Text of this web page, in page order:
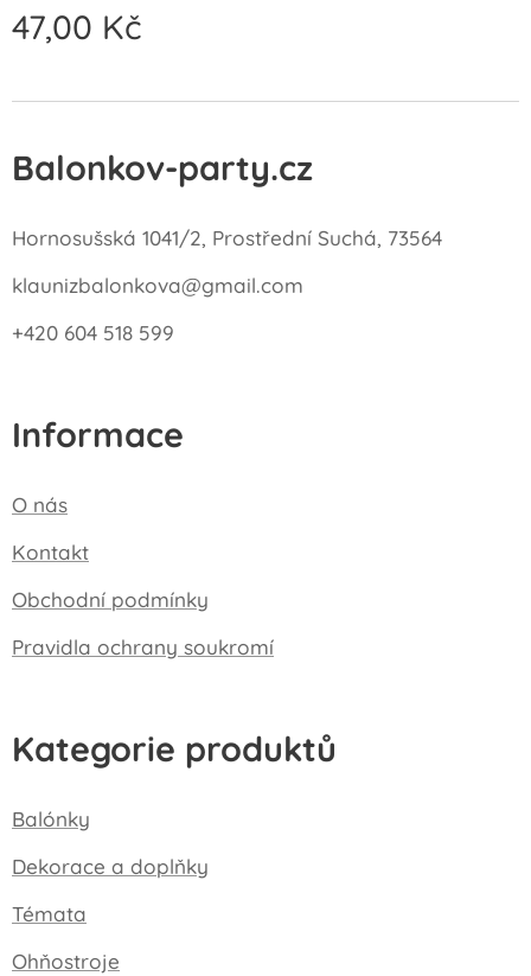
47,00 Kč
Balonkov-party.cz
Hornosušská 1041/2, Prostřední Suchá, 73564
klaunizbalonkova@gmail.com
+420 604 518 599
Informace
O nás
Kontakt
Obchodní podmínky
Pravidla ochrany soukromí
Kategorie produktů
Balónky
Dekorace a doplňky
Témata
Ohňostroje